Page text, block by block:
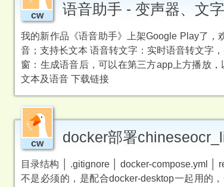
cw 语音助手 - 变声器、文
我的新作品《语音助手》上架Google Play了，
音；支持长文本 语音转文字：实时语音转文字
窗：生成语音后，可以在第三方app上方播放
文本及语音 下载链接
cw docker部署
目录结构 │ .gitignore │ docker-compose.yml
不是必须的，是配合docker-desktop一起用的